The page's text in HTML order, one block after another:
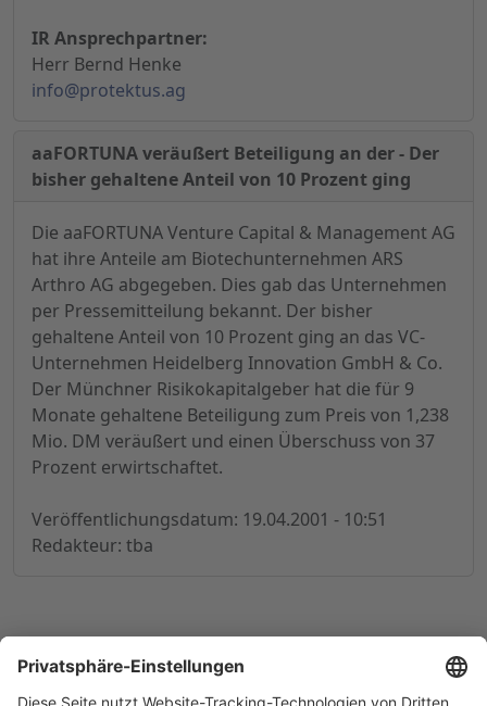
IR Ansprechpartner:
Herr Bernd Henke
info@protektus.ag
aaFORTUNA veräußert Beteiligung an der - Der
bisher gehaltene Anteil von 10 Prozent ging
Die aaFORTUNA Venture Capital & Management AG
hat ihre Anteile am Biotechunternehmen ARS
Arthro AG abgegeben. Dies gab das Unternehmen
per Pressemitteilung bekannt. Der bisher
gehaltene Anteil von 10 Prozent ging an das VC-
Unternehmen Heidelberg Innovation GmbH & Co.
Der Münchner Risikokapitalgeber hat die für 9
Monate gehaltene Beteiligung zum Preis von 1,238
Mio. DM veräußert und einen Überschuss von 37
Prozent erwirtschaftet.
Veröffentlichungsdatum: 19.04.2001 - 10:51
Redakteur: tba
© 1998-2026by GSC Research GmbH